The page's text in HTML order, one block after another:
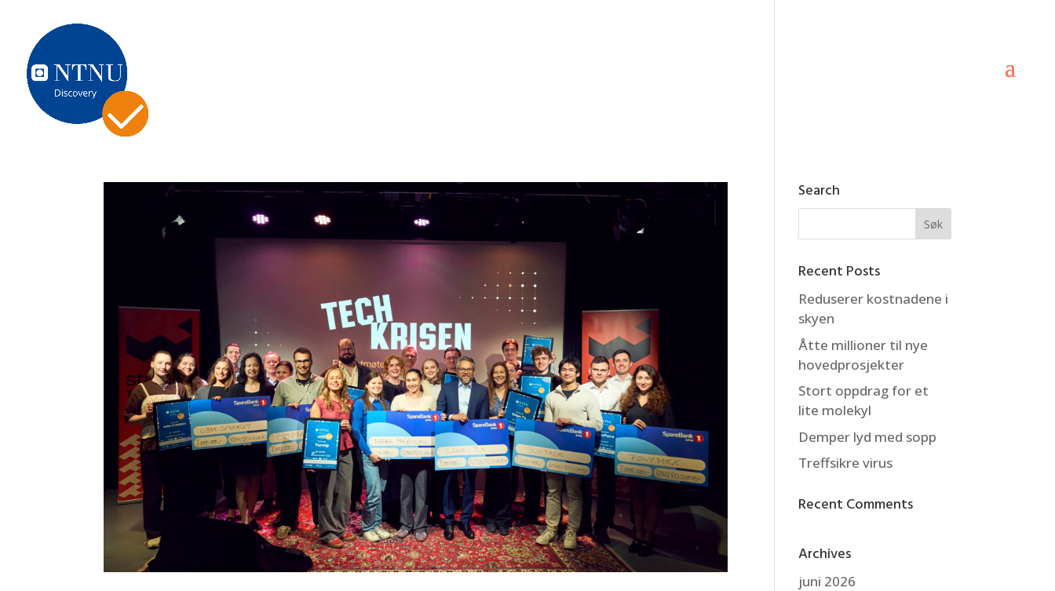
Search
Recent Posts
Reduserer kostnadene i
skyen
Åtte millioner til nye
hovedprosjekter
Stort oppdrag for et
lite molekyl
Demper lyd med sopp
Treffsikre virus
Recent Comments
Archives
juni 2026